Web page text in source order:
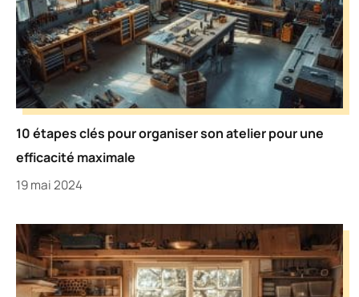
10 étapes clés pour organiser son atelier pour une
efficacité maximale
19 mai 2024